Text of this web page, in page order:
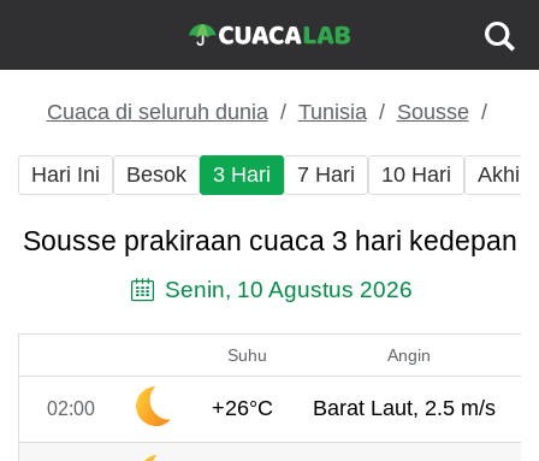
Cuaca di seluruh dunia Tunisia Sousse
Hari Ini Besok 3 Hari 7 Hari 10 Hari Akhir
Sousse prakiraan cuaca 3 hari kedepan
Senin, 10 Agustus 2026
Suhu Angin
02:00 +26°C Barat Laut, 2.5 m/s